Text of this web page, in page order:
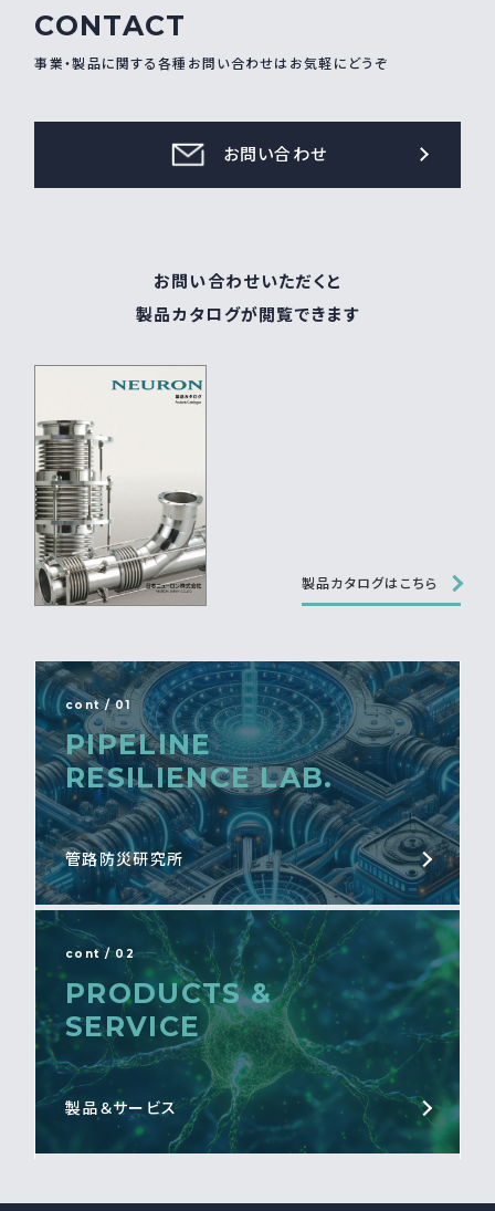
CONTACT
事業・製品に関する各種お問い合わせはお気軽にどうぞ
お問い合わせ
お問い合わせいただくと
製品カタログが閲覧できます
製品カタログはこちら
cont / 01
PIPELINE
RESILIENCE LAB.
管路防災研究所
cont / 02
PRODUCTS &
SERVICE
製品＆サービス